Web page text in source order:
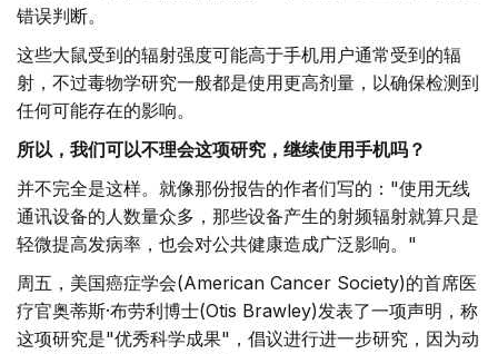
错误判断。
这些大鼠受到的辐射强度可能高于手机用户通常受到的辐
射，不过毒物学研究一般都是使用更高剂量，以确保检测到
任何可能存在的影响。
所以，我们可以不理会这项研究，继续使用手机吗？
并不完全是这样。就像那份报告的作者们写的："使用无线
通讯设备的人数量众多，那些设备产生的射频辐射就算只是
轻微提高发病率，也会对公共健康造成广泛影响。"
周五，美国癌症学会(American Cancer Society)的首席医
疗官奥蒂斯·布劳利博士(Otis Brawley)发表了一项声明，称
这项研究是"优秀科学成果"，倡议进行进一步研究，因为动